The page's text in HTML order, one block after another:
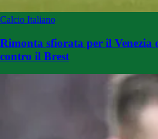
Calcio Italiano
Rimonta sfiorata per il Venezia
contro il Brest